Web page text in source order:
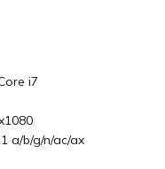
i7
a/b/g/n/ac/ax